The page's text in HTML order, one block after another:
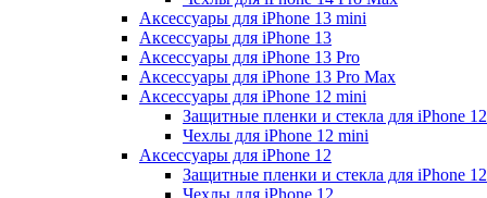
Аксессуары для iPhone 13 mini
Аксессуары для iPhone 13
Аксессуары для iPhone 13 Pro
Аксессуары для iPhone 13 Pro Max
Аксессуары для iPhone 12 mini
Защитные пленки и стекла для iPhone
Чехлы для iPhone 12 mini
Аксессуары для iPhone 12
Защитные пленки и стекла для iPhone 12
Чехлы для iPhone 12